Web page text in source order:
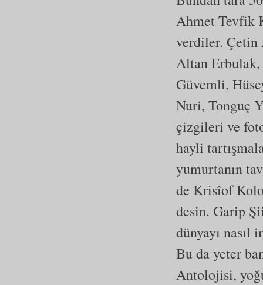
Ahmet Tevfik
verdiler. Çetin
Altan
Güvemli,
Nuri, Tonguç
çizgileri ve
hayli
yumurtanın
de Krisîof
desin. Garip
dünyayı nasıl
Bu da yeter
Antolojisi,